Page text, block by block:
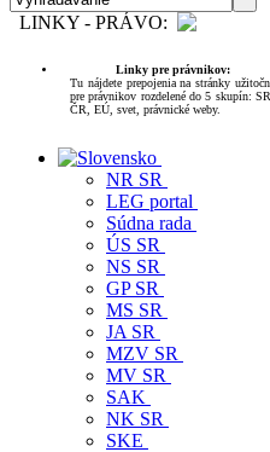
LINKY - PRÁVO:
Linky pre právnikov:
Tu nájdete prepojenia na stránky
pre právnikov rozdelené do 5 skupín: SR,
ČR, EÚ, svet, právnické weby.
NR SR
LEG portal
Súdna rada
ÚS SR
NS SR
GP SR
MS SR
JA SR
MZV SR
MV SR
SAK
NK SR
SKE